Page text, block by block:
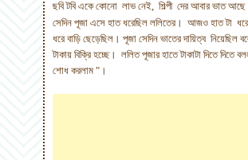
ছবি টবি একে কোনো লাভ নেই, শিল্পী দের আবার ভাত আছে
সেদিন পূজা এসে হাত ধরেছিল ললিতের। আজও হাত টা
ধরে বাড়ি ছেড়েছিল। পূজা সেদিন ভাতের দায়িত্ব নিয়েছিল
টাকায় বিক্রি হচ্ছে। ললিত পূজার হাতে টাকাটা দিতে দিতে
শোধ করলাম "।